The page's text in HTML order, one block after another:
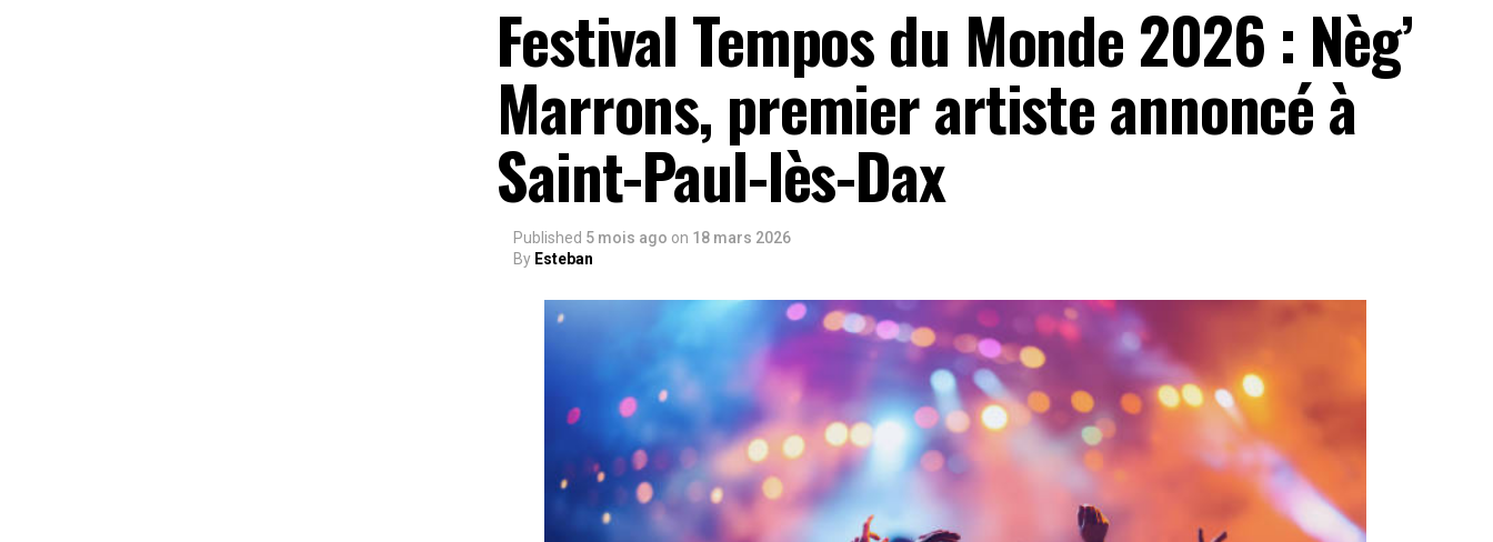
Festival Tempos du Monde 2026 : Nèg’
Marrons, premier artiste annoncé à
Saint-Paul-lès-Dax
Published 5 mois ago on 18 mars 2026
By Esteban